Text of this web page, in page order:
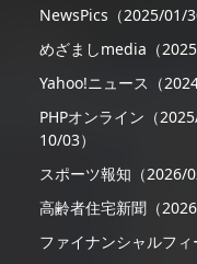
NewsPics（2025/01/
めざましmedia（
Yahoo!ニュース（
PHPオンライン（
10/03）
スポーツ報知（2026/
高齢者住宅新聞（
ファイナンシャルフ